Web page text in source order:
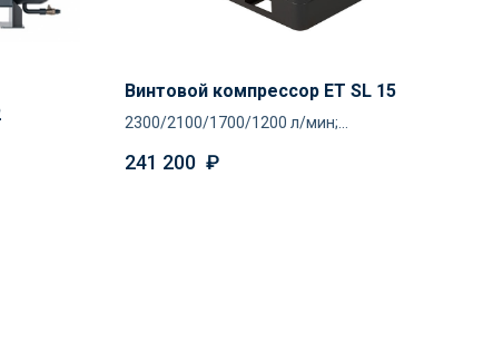
Винтовой компрессор ET SL 15
2300/2100/1700/1200 л/мин;
241 200 ₽